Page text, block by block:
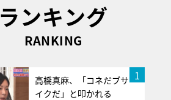
ランキング
RANKING
1
高橋真麻、「コネだブサ
イクだ」と叩かれる